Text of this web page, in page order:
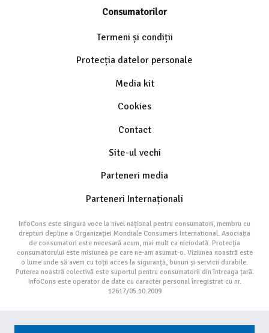
Consumatorilor
Termeni și condiții
Protecția datelor personale
Media kit
Cookies
Contact
Site-ul vechi
Parteneri media
Parteneri Internaționali
InfoCons este singura voce la nivel național pentru consumatori, membru cu
drepturi depline a Organizației Mondiale Consumers International. Asociația
de consumatori este necesară acum, mai mult ca niciodată. Protecția
consumatorului este misiunea pe care ne-am asumat-o. Viziunea noastră este
o lume unde să avem cu toții acces la siguranță, bunuri și servicii durabile.
Puterea noastră colectivă este suportul pentru consumatorii din întreaga țară.
InfoCons este operator de date cu caracter personal înregistrat cu nr.
12617/05.10.2009